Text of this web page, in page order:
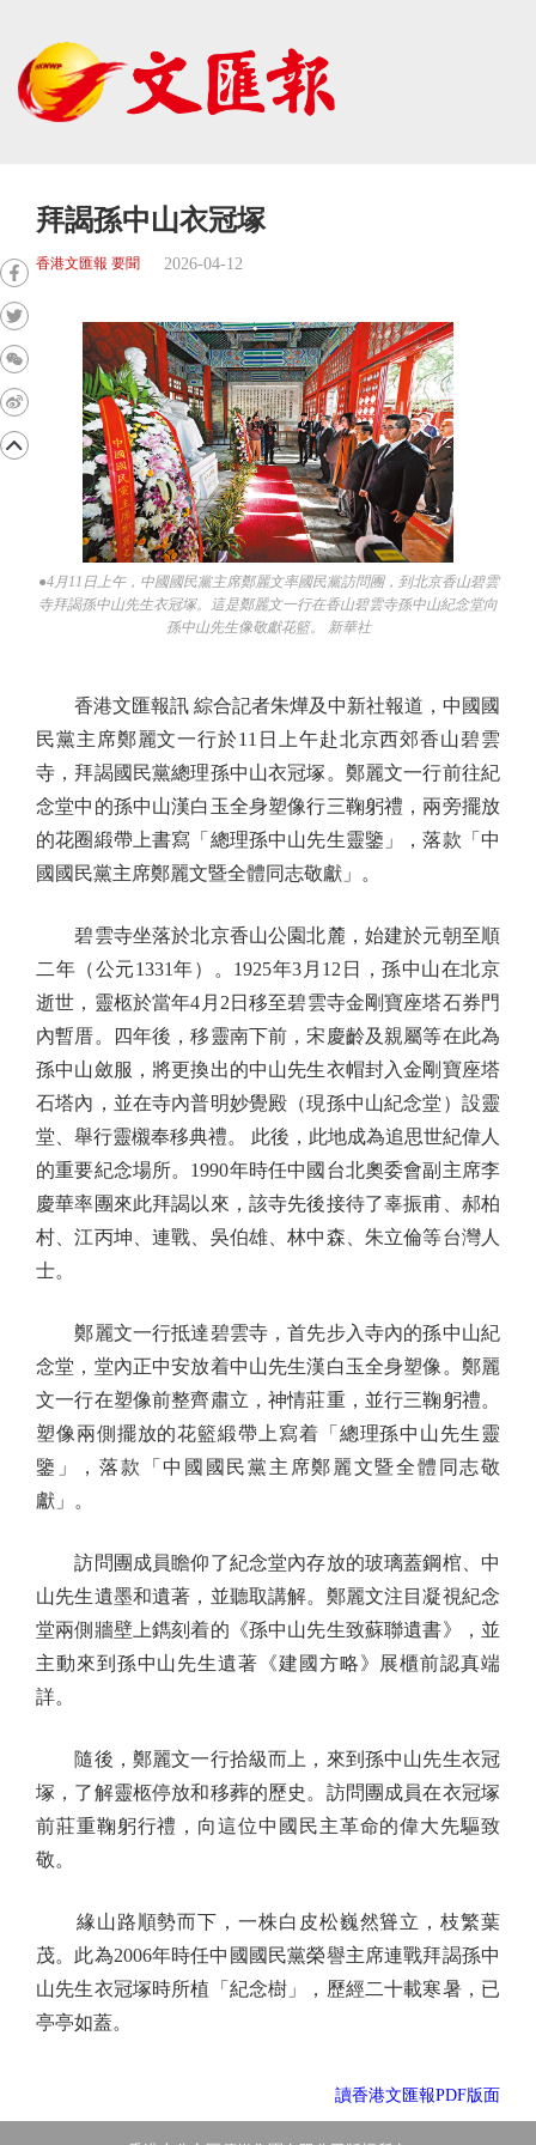
拜謁孫中山衣冠塚
香港文匯報 要聞 2026-04-12
●4月11日上午，中國國民黨主席鄭麗文率國民黨訪問團，到北京香山碧雲
寺拜謁孫中山先生衣冠塚。這是鄭麗文一行在香山碧雲寺孫中山紀念堂向
孫中山先生像敬獻花籃。 新華社
香港文匯報訊 綜合記者朱燁及中新社報道，中國國
民黨主席鄭麗文一行於11日上午赴北京西郊香山碧雲
寺，拜謁國民黨總理孫中山衣冠塚。鄭麗文一行前往紀
念堂中的孫中山漢白玉全身塑像行三鞠躬禮，兩旁擺放
的花圈緞帶上書寫「總理孫中山先生靈鑒」，落款「中
國國民黨主席鄭麗文暨全體同志敬獻」。
碧雲寺坐落於北京香山公園北麓，始建於元朝至順
二年（公元1331年）。1925年3月12日，孫中山在北京
逝世，靈柩於當年4月2日移至碧雲寺金剛寶座塔石券門
內暫厝。四年後，移靈南下前，宋慶齡及親屬等在此為
孫中山斂服，將更換出的中山先生衣帽封入金剛寶座塔
石塔內，並在寺內普明妙覺殿（現孫中山紀念堂）設靈
堂、舉行靈櫬奉移典禮。 此後，此地成為追思世紀偉人
的重要紀念場所。1990年時任中國台北奧委會副主席李
慶華率團來此拜謁以來，該寺先後接待了辜振甫、郝柏
村、江丙坤、連戰、吳伯雄、林中森、朱立倫等台灣人
士。
鄭麗文一行抵達碧雲寺，首先步入寺內的孫中山紀
念堂，堂內正中安放着中山先生漢白玉全身塑像。鄭麗
文一行在塑像前整齊肅立，神情莊重，並行三鞠躬禮。
塑像兩側擺放的花籃緞帶上寫着「總理孫中山先生靈
鑒」，落款「中國國民黨主席鄭麗文暨全體同志敬
獻」。
訪問團成員瞻仰了紀念堂內存放的玻璃蓋鋼棺、中
山先生遺墨和遺著，並聽取講解。鄭麗文注目凝視紀念
堂兩側牆壁上鐫刻着的《孫中山先生致蘇聯遺書》，並
主動來到孫中山先生遺著《建國方略》展櫃前認真端
詳。
隨後，鄭麗文一行拾級而上，來到孫中山先生衣冠
塚，了解靈柩停放和移葬的歷史。訪問團成員在衣冠塚
前莊重鞠躬行禮，向這位中國民主革命的偉大先驅致
敬。
緣山路順勢而下，一株白皮松巍然聳立，枝繁葉
茂。此為2006年時任中國國民黨榮譽主席連戰拜謁孫中
山先生衣冠塚時所植「紀念樹」，歷經二十載寒暑，已
亭亭如蓋。
讀香港文匯報PDF版面